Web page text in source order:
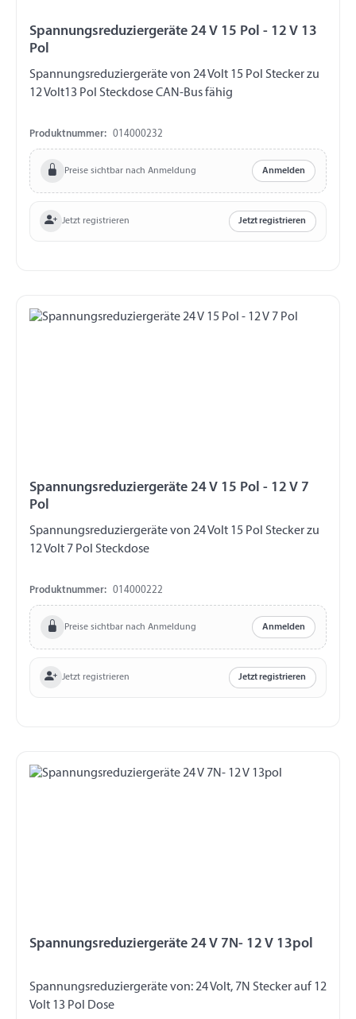
Spannungsreduziergeräte 24 V 15 Pol - 12 V 13
Pol
Spannungsreduziergeräte von 24 Volt 15 Pol Stecker zu
12 Volt13 Pol Steckdose CAN-Bus fähig
Produktnummer: 014000232
Preise sichtbar nach Anmeldung Anmelden
Jetzt registrieren Jetzt registrieren
Spannungsreduziergeräte 24 V 15 Pol - 12 V 7
Pol
Spannungsreduziergeräte von 24 Volt 15 Pol Stecker zu
12 Volt 7 Pol Steckdose
Produktnummer: 014000222
Preise sichtbar nach Anmeldung Anmelden
Jetzt registrieren Jetzt registrieren
Spannungsreduziergeräte 24 V 7N- 12 V 13pol
Spannungsreduziergeräte von: 24 Volt, 7N Stecker auf 12
Volt 13 Pol Dose